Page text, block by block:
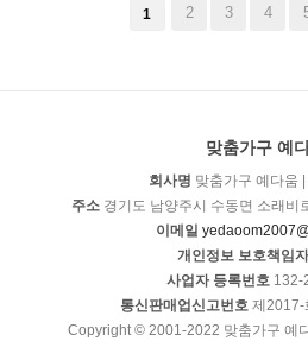
1 2 3 4
맞춤가구 예
회사명 맞춤가구 예다움 |
주소 경기도 남양주시 수동면 소래
이메일
개인정보 보호책임자
사업자 등록번호 132-
통신판매업신고번호제2017-
Copyright © 2001-2022 맞춤가구 예